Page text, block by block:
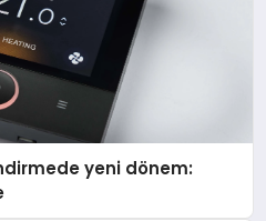
yeni dönem: